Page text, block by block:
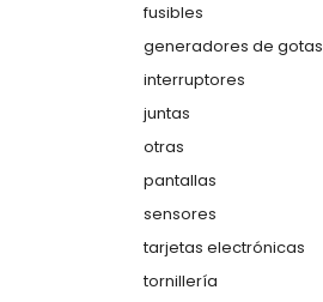
fusibles
generadores de gotas
interruptores
juntas
otras
pantallas
sensores
tarjetas electrónicas
tornillería